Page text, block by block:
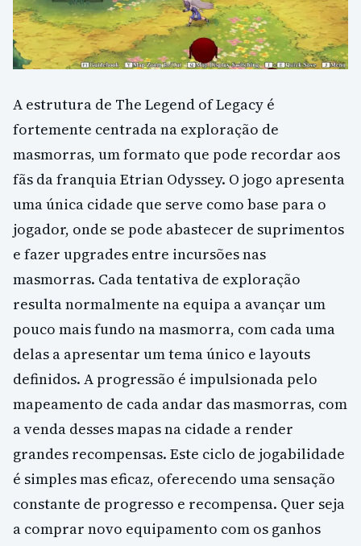
A estrutura de The Legend of Legacy é
fortemente centrada na exploração de
masmorras, um formato que pode recordar aos
fãs da franquia Etrian Odyssey. O jogo apresenta
uma única cidade que serve como base para o
jogador, onde se pode abastecer de suprimentos
e fazer upgrades entre incursões nas
masmorras. Cada tentativa de exploração
resulta normalmente na equipa a avançar um
pouco mais fundo na masmorra, com cada uma
delas a apresentar um tema único e layouts
definidos. A progressão é impulsionada pelo
mapeamento de cada andar das masmorras, com
a venda desses mapas na cidade a render
grandes recompensas. Este ciclo de jogabilidade
é simples mas eficaz, oferecendo uma sensação
constante de progresso e recompensa. Quer seja
a comprar novo equipamento com os ganhos